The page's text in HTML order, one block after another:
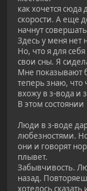
как хочется
скорости. А еще
начнут
Здесь у меня нет
Но, что я для
свои сны. Я
Мне показывают
теперь знаю, что
вхожу в з-вода и
В этом
Люди в з-воде
любезностями.
они и говорят
плывет.
Забывчивость.
назад.
хотелось